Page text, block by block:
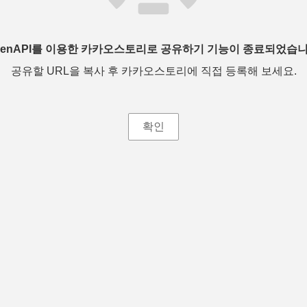
를 이용한 카카오스토리로 공유하기 기능이 종료되었습
공유할 URL을 복사 후 카카오스토리에 직접 등록해 보세요.
확인